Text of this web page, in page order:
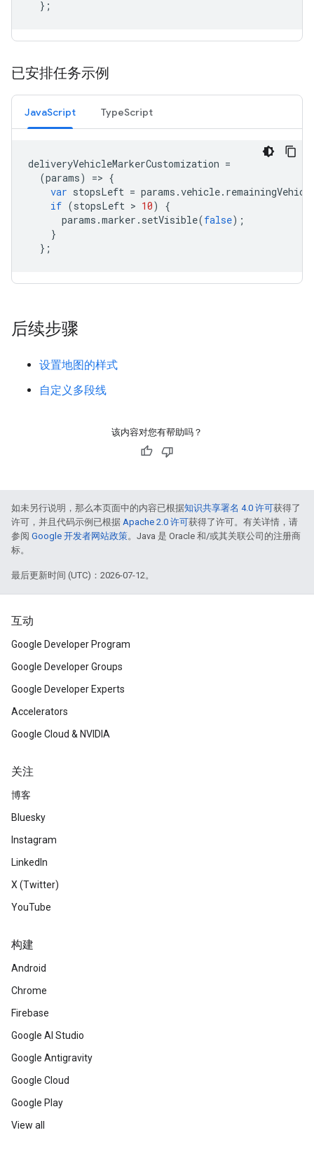
};
已安排任务示例
JavaScript TypeScript
deliveryVehicleMarkerCustomization =
(params) => {
var stopsLeft = params .vehicle.
if (stopsLeft > 10)
{
params .marker . setVisible(false);
}
};
后续步骤
设置地图的样式
自定义多段线
该内容对您有帮助吗？
如未另行说明，那么本页面中的内容已根据知识共享署名 4.0 许可获得了
许可，并且代码示例已根据 Apache 2.0 许可获得了许可。有关详情，请
参阅 Google 开发者网站政策。Java 是 Oracle 和/或其关联公司的注册商
标。
最后更新时间 (UTC)：2026-07-12。
互动
Google Developer Program
Google Developer Groups
Google Developer Experts
Accelerators
Google Cloud & NVIDIA
关注
博客
Bluesky
Instagram
LinkedIn
X (Twitter)
YouTube
构建
Android
Chrome
Firebase
Google AI Studio
Google Antigravity
Google Cloud
Google Play
View all